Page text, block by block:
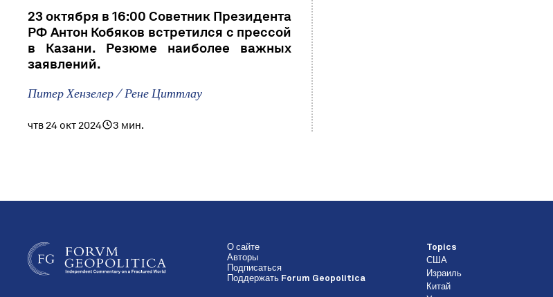
23 октября в 16:00 Советник Президента
РФ Антон Кобяков встретился с прессой
в Казани. Резюме наиболее важных
заявлений.
Питер Хензелер / Рене Циттлау
чтв 24 окт 2024 3 мин.
О сайте
Авторы
Подписаться
Поддержать Forum Geopolitica
Topics
США
Израиль
Китай